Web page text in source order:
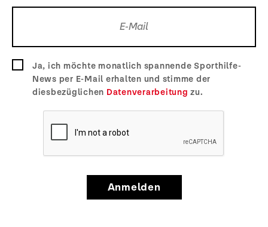
Ja, ich möchte monatlich spannende Sporthilfe-
News per E-Mail erhalten und stimme der
diesbezüglichen Datenverarbeitung zu.
Anmelden